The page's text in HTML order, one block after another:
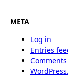
META
Log in
Entries